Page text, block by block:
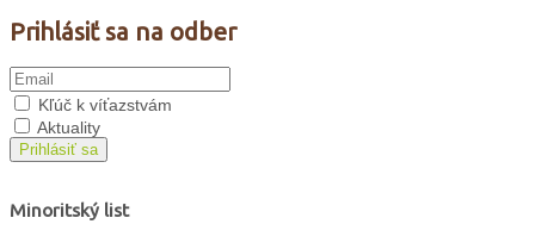
Prihlásiť sa na odber
Kľúč k víťazstvám
Aktuality
Prihlásiť sa
Minoritský list